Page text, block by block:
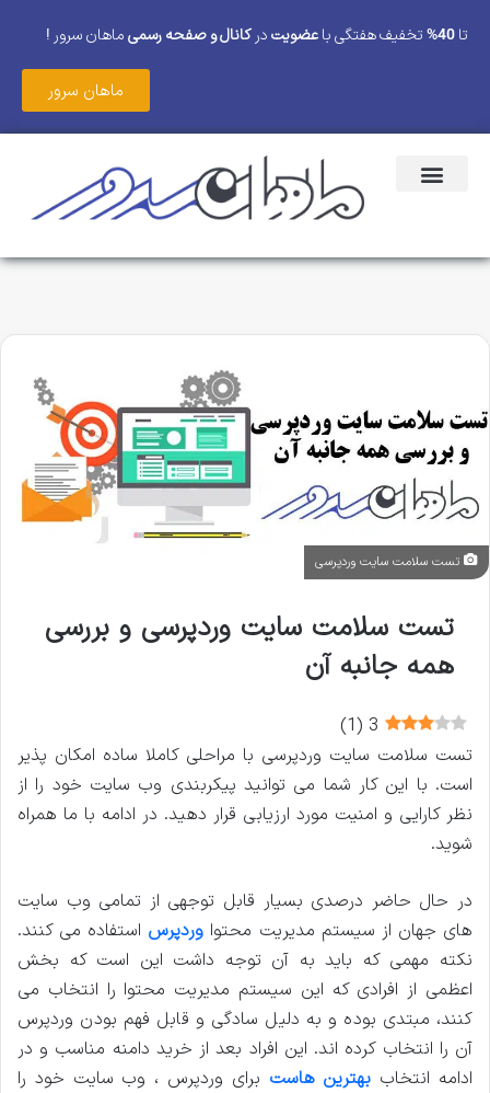
تا 40% تخفیف هفتگی باعضویت در کانال و صفحه رسمی ماهان سرور !
ماهان سرور
تست سلامت سایت وردپرسی
تست سلامت سایت وردپرسی و بررسی
همه جانبه آن
3
(
1
)
تست سلامت سایت وردپرسی با مراحلی کاملا ساده امکان پذیر
است. با این کار شما می توانید پیکربندی وب سایت خود را از
نظر کارایی و امنیت مورد ارزیابی قرار دهید. در ادامه با ما همراه
شوید.
در حال حاضر درصدی بسیار قابل توجهی از تمامی وب سایت
های جهان از سیستم مدیریت محتوا وردپرس استفاده می کنند.
نکته مهمی که باید به آن توجه داشت این است که بخش
اعظمی از افرادی که این سیستم مدیریت محتوا را انتخاب می
کنند، مبتدی بوده و به دلیل سادگی و قابل فهم بودن وردپرس
آن را انتخاب کرده اند. این افراد بعد از خرید دامنه مناسب و در
ادامه انتخاب بهترین هاست برای وردپرس ، وب سایت خود را